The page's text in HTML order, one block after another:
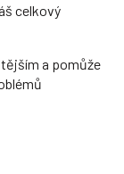
celkový
a pomůže